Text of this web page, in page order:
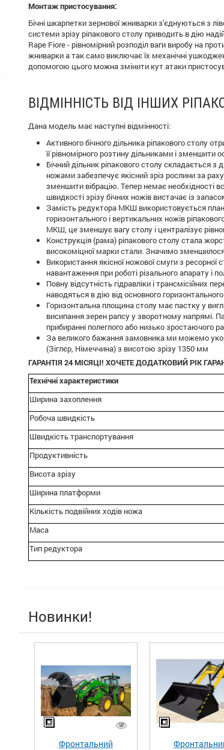
Монтаж пристосування:
Бічні шкарпетки зернової жниварки з'єднуються з
системи зрізу ріпакового столу приводить в дію
Rape Fiore - рівномірний розподіл ваги виробу на
жниварки а так само виключає їх механічні
допомогою цього можна змінити кут атаки
ВІДМІННІСТЬ ВІД ІНШИХ
Дана модель має наступні відмінності:
Активного бічного дільника ріпакового столу
її рівномірного розтину дільниками і зменшити
Бічний дільник ріпакового столу складається
ножами забезпечує якісний зріз рослини за
зменшити вібрацію. Тепер немає необхідності
швидкості зрізу бічних ножів вистачає із
Замість редуктора МКШ використовується
горизонтального і вертикальних ножів
МКШ, це зменшує вагу столу і централізує
Конструкція (рама) ріпакового столу стала
високоміцної марки стали. Значимо
Використання якісної ножової смуги з
навантаження при роботі різального апарату і
Повну відсутність гідравліки і
наводяться в дію від основного
Горизонтальна площина столу має пастку у
висипання зерен рапсу у зворотному напрямі.
прибиранні полеглого або низько зростаючого
За великого бажання замовника ми можемо
(Зіглєр, Німеччина) з висотою зрізу 1350 мм
ГАРАНТІЯ 24 МІСЯЦІ! ХОЧЕТЕ ДОДАТКОВИЙ РІК
Технічні характеристики
Ширина захоплення
Робоча швидкість
Швидкість транспортування
Продуктивність
Висота зрізу
Ширина платформи
Кількість подвійних ходів ножа
Маса
Тип редуктора
Новинки!
Фронтальний